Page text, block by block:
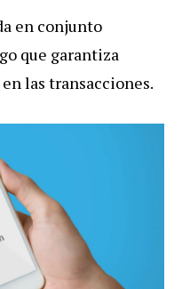
en conjunto
que garantiza
las transacciones.